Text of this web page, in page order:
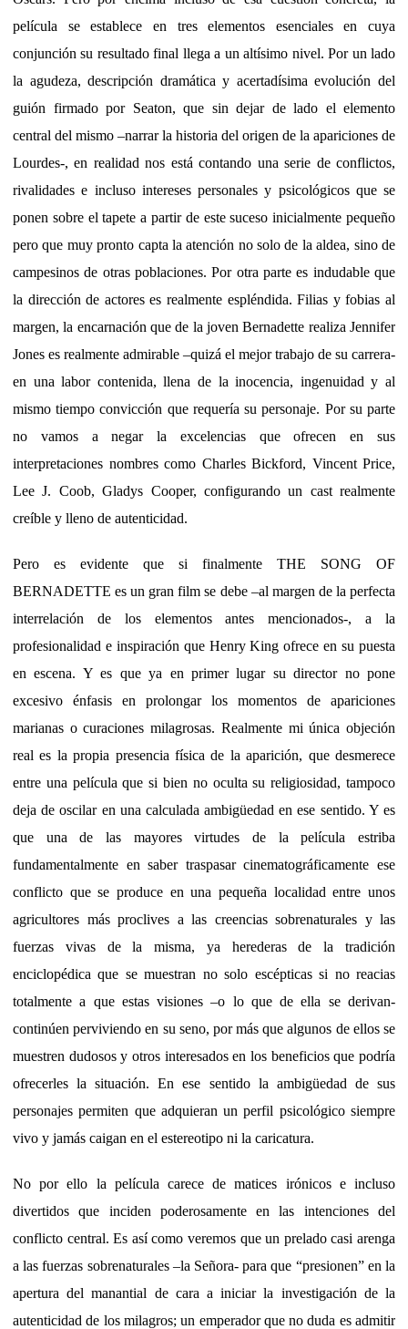
película se establece en tres elementos esenciales en cuya
conjunción su resultado final llega a un altísimo nivel. Por un lado
la agudeza, descripción dramática y acertadísima evolución del
guión firmado por Seaton, que sin dejar de lado el elemento
central del mismo –narrar la historia del origen de la apariciones de
Lourdes-, en realidad nos está contando una serie de conflictos,
rivalidades e incluso intereses personales y psicológicos que se
ponen sobre el tapete a partir de este suceso inicialmente pequeño
pero que muy pronto capta la atención no solo de la aldea, sino de
campesinos de otras poblaciones. Por otra parte es indudable que
la dirección de actores es realmente espléndida. Filias y fobias al
margen, la encarnación que de la joven Bernadette realiza Jennifer
Jones es realmente admirable –quizá el mejor trabajo de su carrera-
en una labor contenida, llena de la inocencia, ingenuidad y al
mismo tiempo convicción que requería su personaje. Por su parte
no vamos a negar la excelencias que ofrecen en sus
interpretaciones nombres como Charles Bickford, Vincent Price,
Lee J. Coob, Gladys Cooper, configurando un cast realmente
creíble y lleno de autenticidad.
Pero es evidente que si finalmente THE SONG OF
BERNADETTE es un gran film se debe –al margen de la perfecta
interrelación de los elementos antes mencionados-, a la
profesionalidad e inspiración que Henry King ofrece en su puesta
en escena. Y es que ya en primer lugar su director no pone
excesivo énfasis en prolongar los momentos de apariciones
marianas o curaciones milagrosas. Realmente mi única objeción
real es la propia presencia física de la aparición, que desmerece
entre una película que si bien no oculta su religiosidad, tampoco
deja de oscilar en una calculada ambigüedad en ese sentido. Y es
que una de las mayores virtudes de la película estriba
fundamentalmente en saber traspasar cinematográficamente ese
conflicto que se produce en una pequeña localidad entre unos
agricultores más proclives a las creencias sobrenaturales y las
fuerzas vivas de la misma, ya herederas de la tradición
enciclopédica que se muestran no solo escépticas si no reacias
totalmente a que estas visiones –o lo que de ella se derivan-
continúen perviviendo en su seno, por más que algunos de ellos se
muestren dudosos y otros interesados en los beneficios que podría
ofrecerles la situación. En ese sentido la ambigüedad de sus
personajes permiten que adquieran un perfil psicológico siempre
vivo y jamás caigan en el estereotipo ni la caricatura.
No por ello la película carece de matices irónicos e incluso
divertidos que inciden poderosamente en las intenciones del
conflicto central. Es así como veremos que un prelado casi arenga
a las fuerzas sobrenaturales –la Señora- para que “presionen” en la
apertura del manantial de cara a iniciar la investigación de la
autenticidad de los milagros; un emperador que no duda es admitir